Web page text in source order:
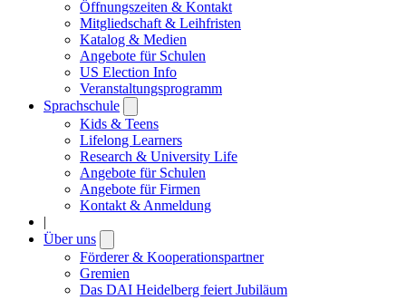
Öffnungszeiten & Kontakt
Mitgliedschaft & Leihfristen
Katalog & Medien
Angebote für Schulen
US Election Info
Veranstaltungsprogramm
Sprachschule
submenu
Kids & Teens
Lifelong Learners
Research & University Life
Angebote für Schulen
Angebote für Firmen
Kontakt & Anmeldung
|
Über uns
submenu
Förderer & Kooperationspartner
Gremien
Das DAI Heidelberg feiert Jubiläum